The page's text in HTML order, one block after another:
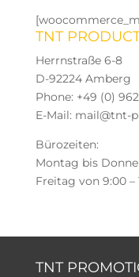
TNT
Herrnstraße 6-8
D-92224 Amberg
Phone: +49 (0)
E-Mail: mail@tnt-
Bürozeiten:
Montag bis
Freitag von 9:00 –
TNT